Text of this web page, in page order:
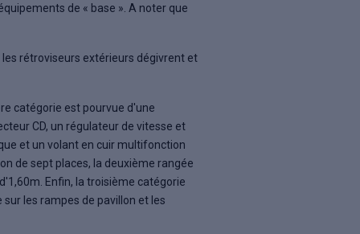
de « base ». A noter que
rétroviseurs extérieurs dégivrent et
catégorie est pourvue d'une
CD, un régulateur de vitesse et
et un volant en cuir multifonction
de sept places, la deuxième rangée
Enfin, la troisième catégorie
les rampes de pavillon et les